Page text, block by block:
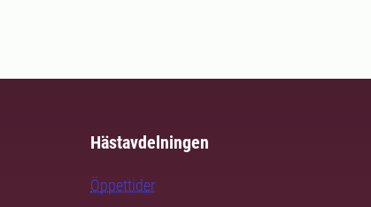
Hästavdelningen
Öppettider